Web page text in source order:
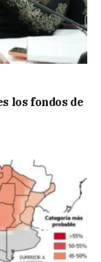
los fondos de